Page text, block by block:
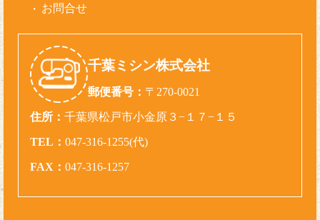
お問合せ
千葉ミシン株式会社
郵便番号： 〒270-0021
住所： 千葉県松戸市小金原３−１７−１５
TEL： 047-316-1255(代)
FAX： 047-316-1257